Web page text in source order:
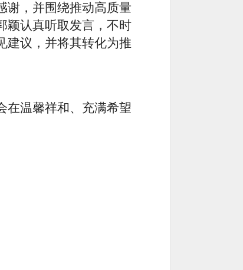
， 并围绕推动高质量
颖认真听取发言，不时
建议，并将其转化为推
在温馨祥和、充满希望